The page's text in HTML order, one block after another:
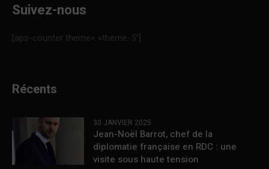
Suivez-nous
[aps-counter theme= »theme-5″]
Récents
30 JANVIER 2025
Jean-Noël Barrot, chef de la
diplomatie française en RDC : une
visite sous haute tension